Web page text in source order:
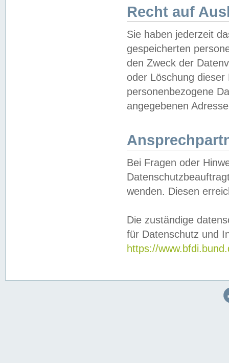
Recht auf
Sie haben jederzeit
gespeicherten
den Zweck der
oder Löschung
personenbezogene
angegebenen
Bei Fragen oder
wenden. Diesen
Die zuständige
für Datenschutz und
https://